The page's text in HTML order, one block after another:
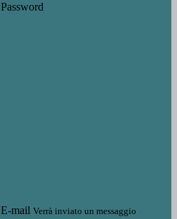
Password
E-mail Verrà inviato un messaggio